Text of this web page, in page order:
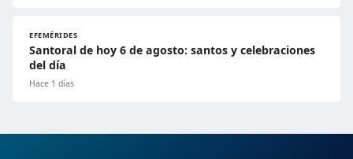
EFEMÉRIDES
Santoral de hoy 6 de agosto: santos y celebraciones
del día
Hace 1 días